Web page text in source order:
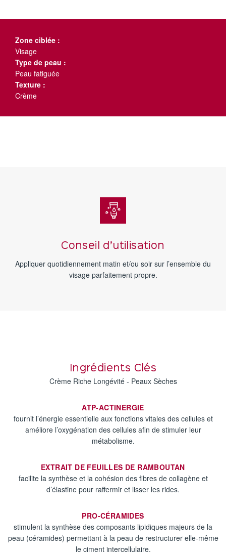
Zone ciblée :
Visage
Type de peau :
Peau fatiguée
Texture :
Crème
Conseil d’utilisation
Appliquer quotidiennement matin et/ou soir sur l’ensemble du
visage parfaitement propre.
Ingrédients Clés
Crème Riche Longévité - Peaux Sèches
ATP-ACTINERGIE
fournit l’énergie essentielle aux fonctions vitales des cellules et
améliore l’oxygénation des cellules afin de stimuler leur
métabolisme.
EXTRAIT DE FEUILLES DE RAMBOUTAN
facilite la synthèse et la cohésion des fibres de collagène et
d’élastine pour raffermir et lisser les rides.
PRO-CÉRAMIDES
stimulent la synthèse des composants lipidiques majeurs de la
peau (céramides) permettant à la peau de restructurer elle-même
le ciment intercellulaire.